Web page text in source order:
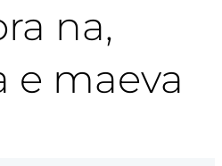
na,
e maeva